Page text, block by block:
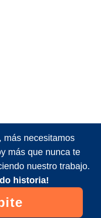
más necesitamos
más que nunca te
nuestro trabajo.
historia!